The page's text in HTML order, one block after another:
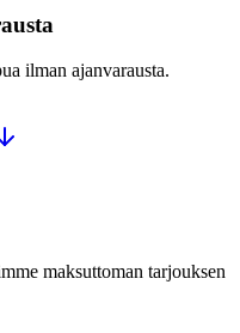
ilman ajanvarausta.
maksuttoman tarjouksen